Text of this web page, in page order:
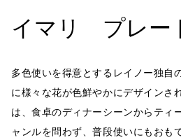
イマリ プレー
多色使いを得意とするレイノー独自
に様々な花が色鮮やかにデザインさ
は、食卓のディナーシーンからティ
ャンルを問わず、普段使いにもおも